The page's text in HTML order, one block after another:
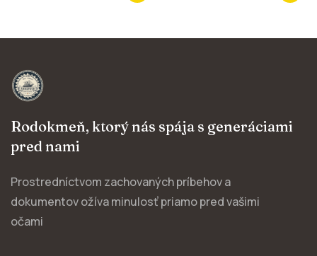
Rodokmeň, ktorý nás spája s generáciami
pred nami
Prostredníctvom zachovaných príbehov a
dokumentov ožíva minulosť priamo pred vašimi
očami